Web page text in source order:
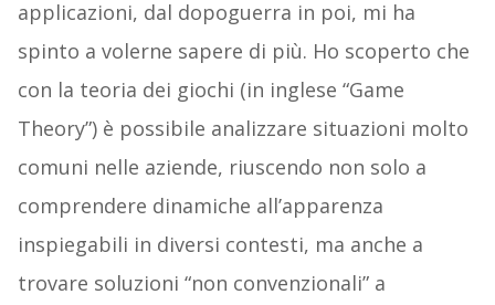
applicazioni, dal dopoguerra in poi, mi ha
spinto a volerne sapere di più. Ho scoperto che
con la teoria dei giochi (in inglese “Game
Theory”) è possibile analizzare situazioni molto
comuni nelle aziende, riuscendo non solo a
comprendere dinamiche all’apparenza
inspiegabili in diversi contesti, ma anche a
trovare soluzioni “non convenzionali” a